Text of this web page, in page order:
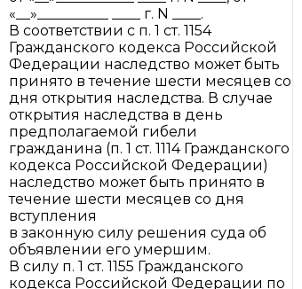
«__»__________ ____ г. N ____.
В соответствии с п. 1 ст. 1154
Гражданского кодекса Российской
Федерации наследство может быть
принято в течение шести месяцев со
дня открытия наследства. В случае
открытия наследства в день
предполагаемой гибели
гражданина (п. 1 ст. 1114 Гражданского
кодекса Российской Федерации)
наследство может быть принято в
течение шести месяцев со дня
вступления
в законную силу решения суда об
объявлении его умершим.
В силу п. 1 ст. 1155 Гражданского
кодекса Российской Федерации по